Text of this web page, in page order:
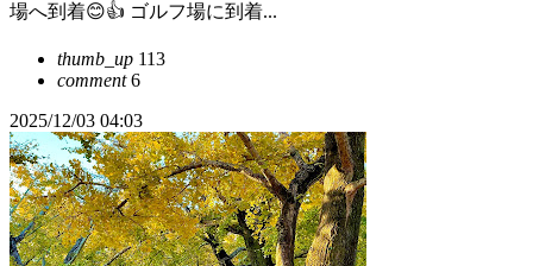
場へ到着😊👍 ゴルフ場に到着...
thumb_up 113
comment6
2025/12/03 04:03